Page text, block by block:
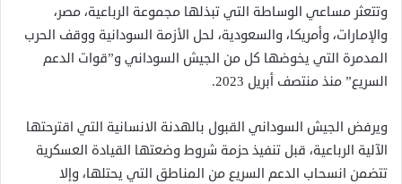
وتتعثر مساعي الوساطة التي تبذلها مجموعة الرباعية، مصر،
والإمارات، وأمريكا، والسعودية، لحل الأزمة السودانية ووقف الحرب
المدمرة التي يخوضها كل من الجيش السوداني و”قوات الدعم
السريع” منذ منتصف أبريل 2023.
ويرفض الجيش السوداني القبول بالهدنة الانسانية التي اقترحتها
الآلية الرباعية، قبل تنفيذ حزمة شروط وضعتها القيادة العسكرية
تتضمن انسحاب الدعم السريع من المناطق التي يحتلها، وإلا